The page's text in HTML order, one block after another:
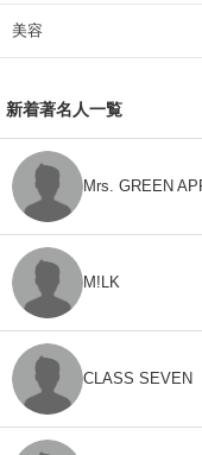
美容
新着著名人一覧
Mrs. GREEN
M!LK
CLASS SEVEN